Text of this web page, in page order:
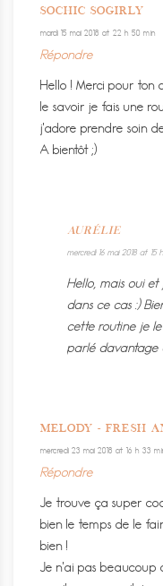
SOCHIC SOGIRLY
mardi 15 mai 2018 at 22 h 50 min
Répondre
Hello ! Merci pour ton
le savoir je fais une
j’adore prendre soin
A bientôt ;)
AURÉLIE
mercredi 16 mai 2018 at 15
Hello, mais oui
dans ce cas :)
cette routine je
parlé davantage
MELODY - FRESH
mercredi 23 mai 2018 at 16 h 33
Répondre
Je trouve ça super
bien le temps de le
bien !
Je n’ai pas beaucoup